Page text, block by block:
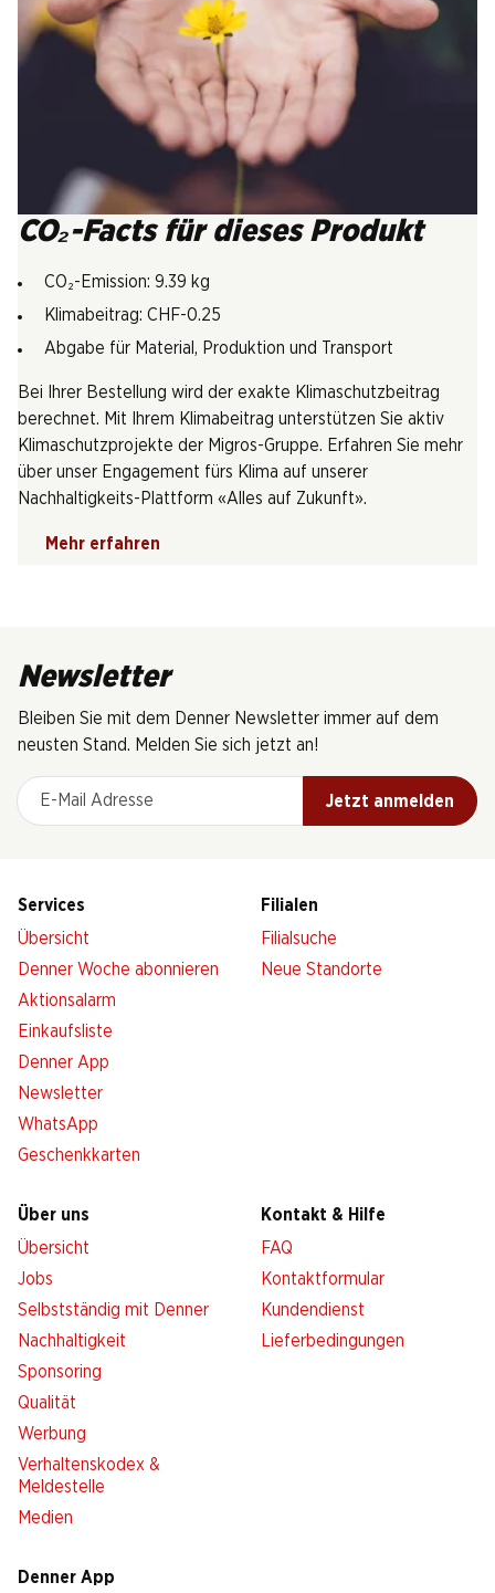
CO₂-Facts für dieses Produkt
CO₂-Emission: 9.39 kg
Klimabeitrag: CHF-0.25
Abgabe für Material, Produktion und Transport
Bei Ihrer Bestellung wird der exakte Klimaschutzbeitrag
berechnet. Mit Ihrem Klimabeitrag unterstützen Sie aktiv
Klimaschutzprojekte der Migros-Gruppe. Erfahren Sie mehr
über unser Engagement fürs Klima auf unserer
Nachhaltigkeits-Plattform «Alles auf Zukunft».
Mehr erfahren
Newsletter
Bleiben Sie mit dem Denner Newsletter immer auf dem
neusten Stand. Melden Sie sich jetzt an!
E-Mail Adresse
Jetzt anmelden
Services
Übersicht
Denner Woche abonnieren
Aktionsalarm
Einkaufsliste
Denner App
Newsletter
WhatsApp
Geschenkkarten
Filialen
Filialsuche
Neue Standorte
Über uns
Übersicht
Jobs
Selbstständig mit Denner
Nachhaltigkeit
Sponsoring
Qualität
Werbung
Verhaltenskodex &
Meldestelle
Medien
Kontakt & Hilfe
FAQ
Kontaktformular
Kundendienst
Lieferbedingungen
Denner App